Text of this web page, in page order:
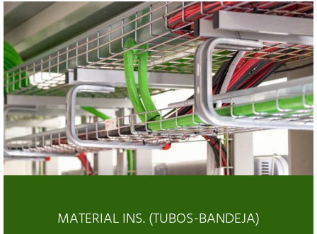
MATERIAL INS. (TUBOS-BANDEJA)